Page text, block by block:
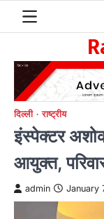
दिल्ली राष्ट्रीय
इंस्पेक्टर
आयुक्त,
admin January